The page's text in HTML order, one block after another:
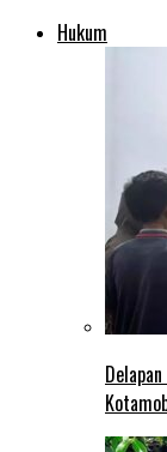
Hukum